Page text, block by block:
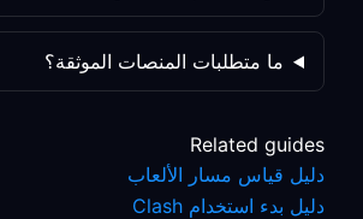
ما متطلبات المنصات الموثقة؟
Related guides
دليل قياس مسار الألعاب
دليل بدء استخدام Clash